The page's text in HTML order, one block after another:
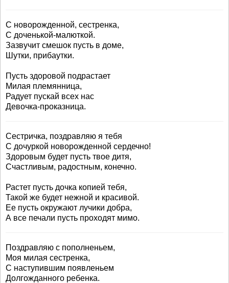
С новорожденной, сестренка,
С доченькой-малюткой.
Зазвучит смешок пусть в доме,
Шутки, прибаутки.
Пусть здоровой подрастает
Милая племянница,
Радует пускай всех нас
Девочка-проказница.
Сестричка, поздравляю я тебя
С дочуркой новорожденной сердечно!
Здоровым будет пусть твое дитя,
Счастливым, радостным, конечно.
Растет пусть дочка копией тебя,
Такой же будет нежной и красивой.
Ее пусть окружают лучики добра,
А все печали пусть проходят мимо.
Поздравляю с пополненьем,
Моя милая сестренка,
С наступившим появленьем
Долгожданного ребенка.